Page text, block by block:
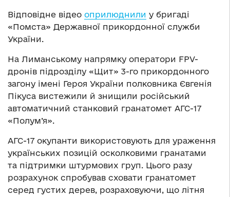
Відповідне відео оприлюднили у бригаді
«Помста» Державної прикордонної служби
України.
На Лиманському напрямку оператори FPV-
дронів підрозділу «Щит» 3-го прикордонного
загону імені Героя України полковника Євгенія
Пікуса вистежили й знищили російський
автоматичний станковий гранатомет АГС-17
«Полум’я».
АГС-17 окупанти використовують для ураження
українських позицій осколковими гранатами
та підтримки штурмових груп. Цього разу
розрахунок спробував сховати гранатомет
серед густих дерев, розраховуючи, що літня